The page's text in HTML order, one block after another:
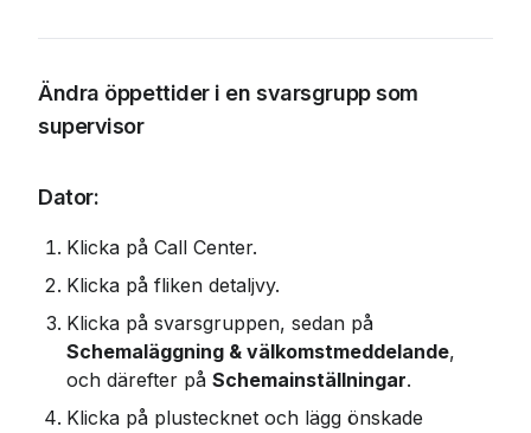
Ändra öppettider i en svarsgrupp som
supervisor
Dator:
Klicka på Call Center.
Klicka på fliken detaljvy.
Klicka på svarsgruppen, sedan på
Schemaläggning & välkomstmeddelande,
och därefter på Schemainställningar.
Klicka på plustecknet och lägg önskade